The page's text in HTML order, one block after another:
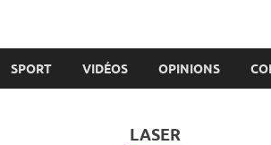
SPORT VIDÉOS OPINIONS
LASER